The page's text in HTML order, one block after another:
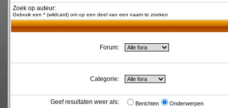
Zoek op auteur:
Gebruik een * (wildcard) om op een deel van een naam te zoeken
Forum:
Categorie:
Geef resultaten weer als: Berichten Onderwerpen